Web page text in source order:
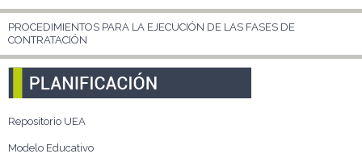
PROCEDIMIENTOS PARA LA EJECUCIÓN DE LAS FASES DE
CONTRATACIÓN
Repositorio UEA
Modelo Educativo